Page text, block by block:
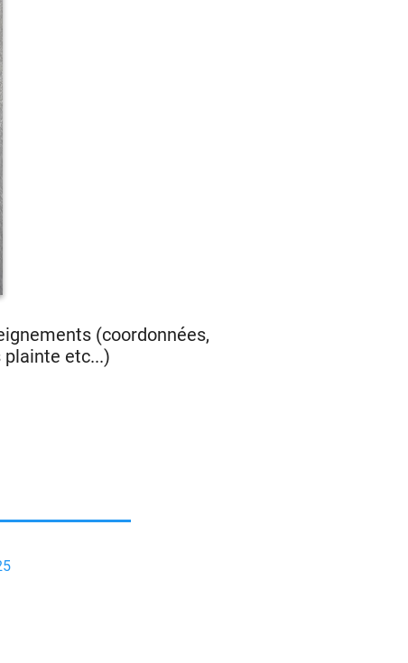
(coordonnées,
plainte etc...)